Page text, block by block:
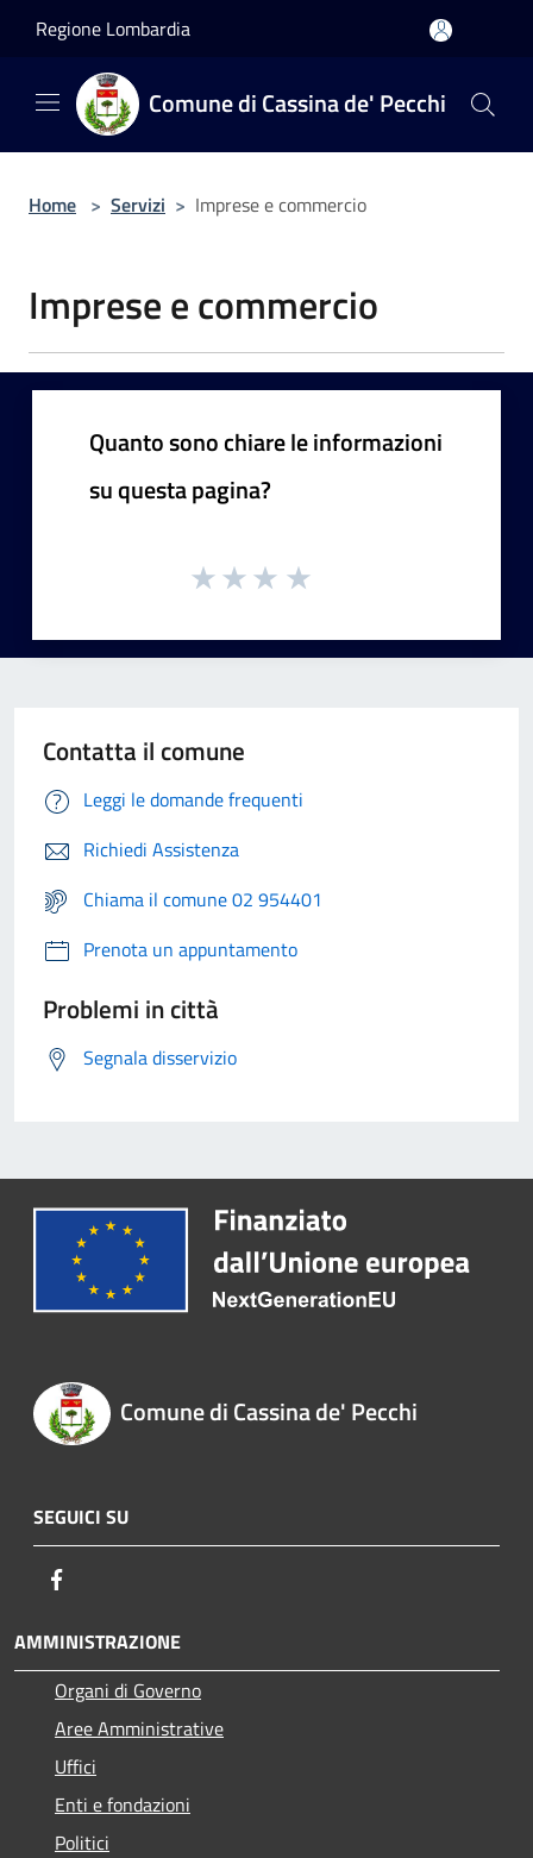
Regione Lombardia
Comune di Cassina de' Pecchi
Home > Servizi > Imprese e commercio
Imprese e commercio
Quanto sono chiare le informazioni
su questa pagina?
Contatta il comune
Leggi le domande frequenti
Richiedi Assistenza
Chiama il comune 02 954401
Prenota un appuntamento
Problemi in città
Segnala disservizio
Comune di Cassina de' Pecchi
SEGUICI SU
AMMINISTRAZIONE
Organi di Governo
Aree Amministrative
Uffici
Enti e fondazioni
Politici